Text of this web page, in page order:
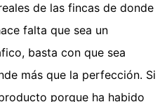
de las fincas de donde
falta que sea un
basta con que sea
más que la perfección. Si
porque ha habido